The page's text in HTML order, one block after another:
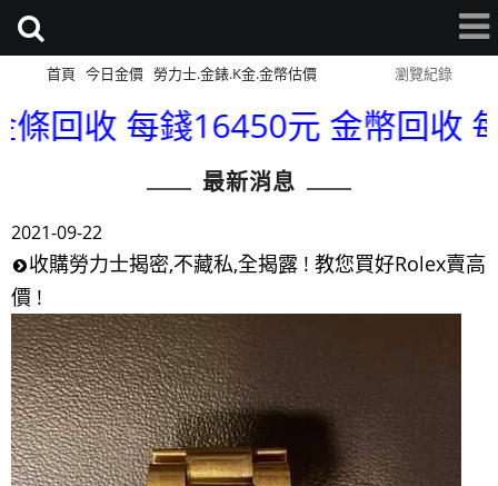
首頁 今日金價 勞力士.金錶.K金.金幣估價 瀏覽紀錄
16450元 金幣回收 每錢
最新消息
2021-09-22
收購勞力士揭密,不藏私,全揭露 ! 教您買好Rolex賣高
價 !